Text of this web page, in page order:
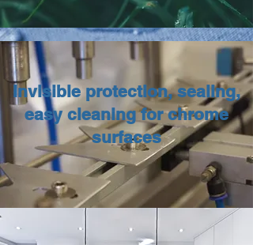
Invisible protection, sealing,
easy cleaning for chrome
surfaces